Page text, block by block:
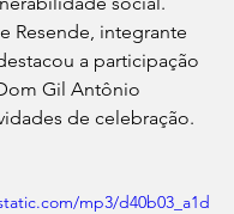
Resende, integrante
a participação
Gil Antônio
de celebração.
mp3/d40b03_a1d